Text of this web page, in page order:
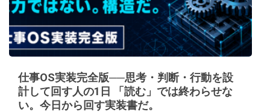
仕事OS実装完全版──思考・判断・行動を設
計して回す人の1日 「読む」では終わらせな
い。今日から回す実装書だ。